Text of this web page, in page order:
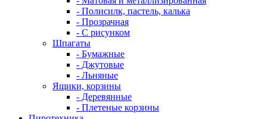
- Полисилк, пастель, калька
- Прозрачная
- С рисунком
Шпагаты
- Бумажные
- Джутовые
- Льняные
Ящики, корзины
- Деревянные
- Плетеные корзины